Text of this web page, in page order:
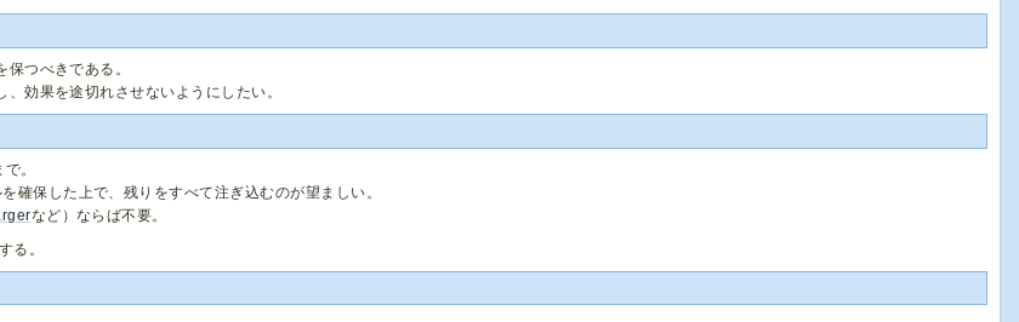
つべきである。
効果を途切れさせないようにしたい。
。
確保した上で、残りをすべて注ぎ込むのが望ましい。
など）ならば不要。
る。